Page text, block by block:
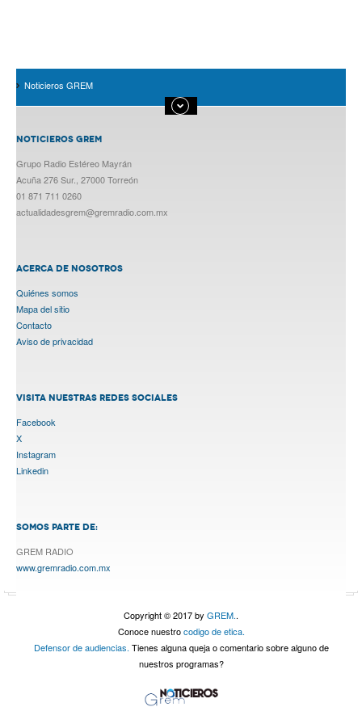
Noticieros GREM
NOTICIEROS GREM
Grupo Radio Estéreo Mayrán
Acuña 276 Sur., 27000 Torreón
01 871 711 0260
actualidadesgrem@gremradio.com.mx
ACERCA DE NOSOTROS
Quiénes somos
Mapa del sitio
Contacto
Aviso de privacidad
VISITA NUESTRAS REDES SOCIALES
Facebook
X
Instagram
Linkedin
SOMOS PARTE DE:
GREM RADIO
www.gremradio.com.mx
Copyright © 2017 by GREM..
Conoce nuestrocodigo de etica.
Defensor de audiencias. Tienes alguna queja o comentario sobre alguno de
nuestros programas?